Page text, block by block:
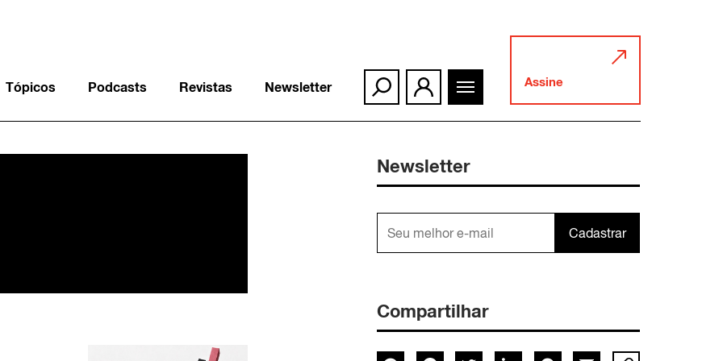
Tópicos Podcasts Revistas Newsletter Assine
Newsletter
Cadastrar
Compartilhar